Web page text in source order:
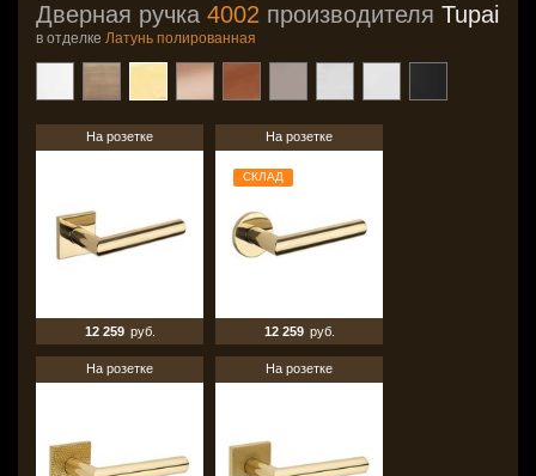
Дверная ручка 4002 производителя Tupai
в отделке Латунь полированная
На розетке
12 259 руб.
На розетке
СКЛАД
12 259 руб.
На розетке На розетке